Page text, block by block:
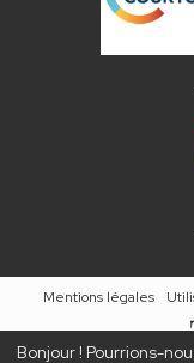
Mentions légales
Bonjour ! Pourrions-